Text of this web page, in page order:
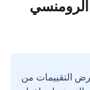
الرومنسي
التقييمات من